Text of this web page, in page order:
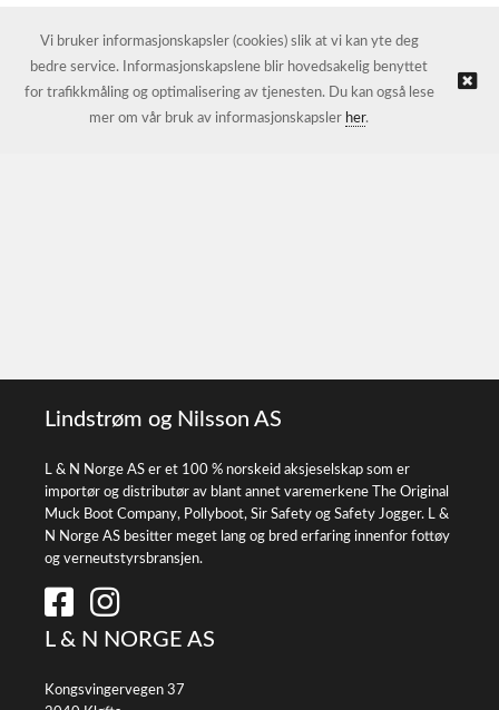
Lindstrøm og Nilsson AS
L & N Norge AS er et 100 % norskeid aksjeselskap som er
importør og distributør av blant annet varemerkene The Original
Muck Boot Company, Pollyboot, Sir Safety og Safety Jogger. L &
N Norge AS besitter meget lang og bred erfaring innenfor fottøy
og verneutstyrsbransjen.
L & N NORGE AS
Kongsvingervegen 37
Vi bruker informasjonskapsler (cookies) slik at vi kan yte deg
bedre service. Informasjonskapslene blir hovedsakelig benyttet
for trafikkmåling og optimalisering av tjenesten. Du kan også lese
mer om vår bruk av informasjonskapsler her.